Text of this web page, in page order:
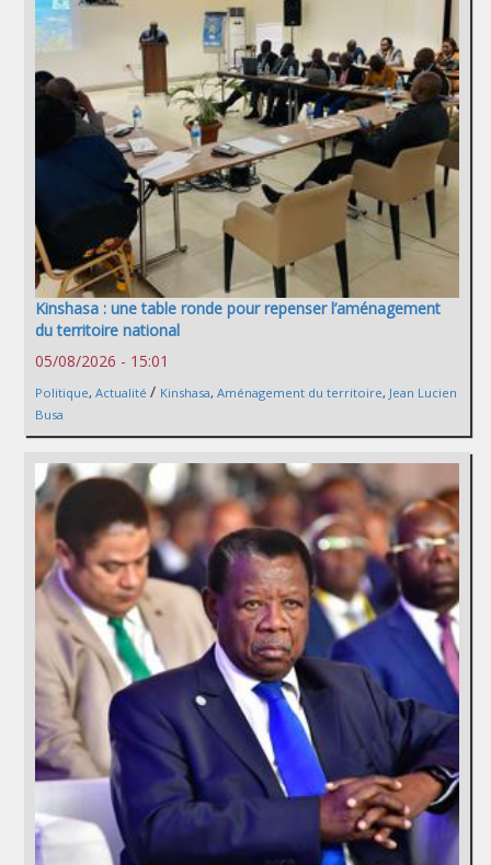
Kinshasa : une table ronde pour repenser l’aménagement
du territoire national
05/08/2026 - 15:01
Politique, Actualité / Kinshasa, Aménagement du territoire, Jean Lucien
Busa